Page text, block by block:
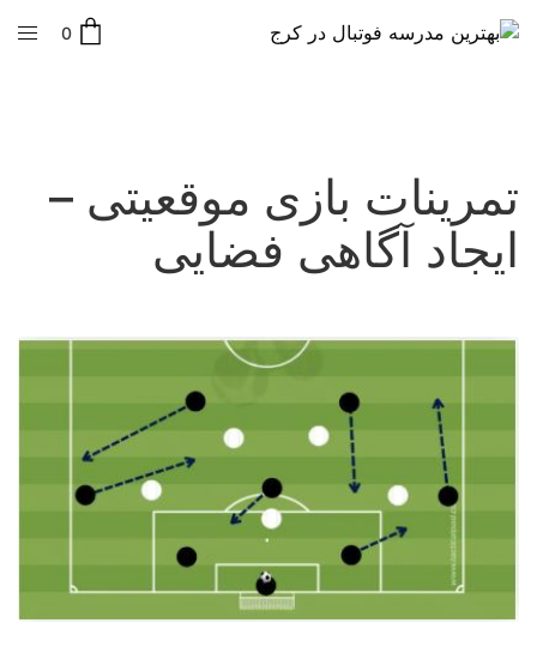
0
تمرینات بازی موقعیتی –
ایجاد آگاهی فضایی